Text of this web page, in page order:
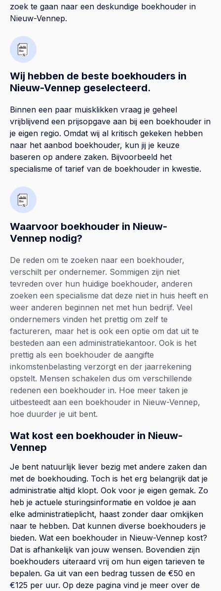
zoek te gaan naar een deskundige boekhouder in
Nieuw-Vennep.
Wij hebben de beste boekhouders in
Nieuw-Vennep geselecteerd.
Binnen een paar muisklikken vraag je geheel
vrijblijvend een prijsopgave aan bij een boekhouder in
je eigen regio. Omdat wij al kritisch gekeken hebben
naar het aanbod boekhouder, kun jij je keuze
baseren op andere zaken. Bijvoorbeeld het
specialisme of tarief van de boekhouder in kwestie.
Waarvoor boekhouder in Nieuw-
Vennep nodig?
De reden om te zoeken naar een boekhouder,
verschilt per ondernemer. Sommigen zijn niet
tevreden over hun huidige boekhouder, anderen
zoeken een specialisme dat deze niet in huis heeft en
weer anderen beginnen net met hun bedrijf. Veel
ondernemers vinden het prettig om zelf te
factureren, maar het is ook een optie om dat uit te
besteden aan een administratiekantoor. Ook is het
prettig als een boekhouder de aangifte
inkomstenbelasting verzorgt en der jaarrekening
opstelt. Mensen schakelen dus om verschillende
redenen een boekhouder in. Hoe meer taken je
uitbesteedt aan een boekhouder in Nieuw-Vennep,
hoe duurder je uit bent.
Wat kost een boekhouder in Nieuw-
Vennep
Je bent natuurlijk liever bezig met andere zaken dan
met de boekhouding. Toch is het erg belangrijk dat je
administratie altijd klopt. Ook voor je eigen gemak. Zo
heb je actuele sturingsinformatie en voldoe je aan
elke administratieplicht, haast zonder daar omkijken
naar te hebben. Dat kunnen diverse boekhouders je
bieden. Wat een boekhouder in Nieuw-Vennep kost?
Dat is afhankelijk van jouw wensen. Bovendien zijn
boekhouders uiteraard vrij om hun eigen tarieven te
bepalen. Ga uit van een bedrag tussen de €50 en
€125 per uur. Op deze pagina vind je meer over de